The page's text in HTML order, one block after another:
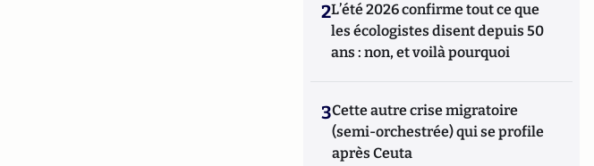
2L’été 2026 confirme tout ce que
les écologistes disent depuis 50
ans : non, et voilà pourquoi
3Cette autre crise migratoire
(semi-orchestrée) qui se profile
après Ceuta